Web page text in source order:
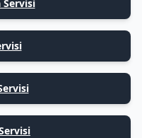
Servisi